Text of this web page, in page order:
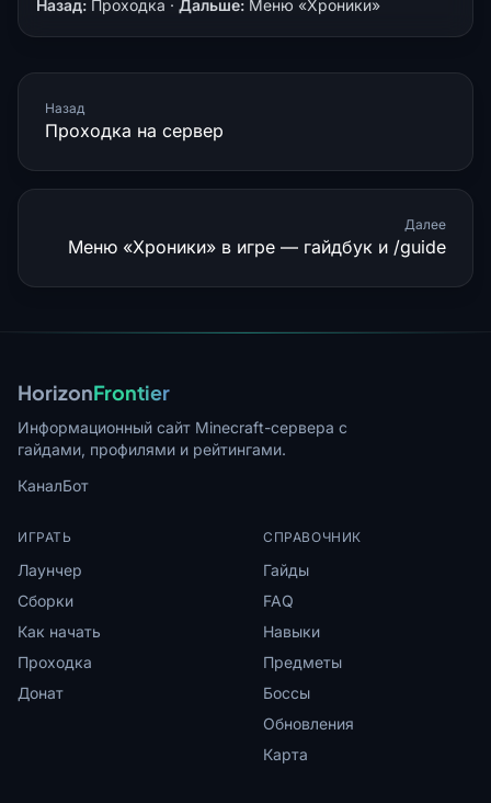
Назад: Проходка · Дальше: Меню «Хроники»
Назад
Проходка на сервер
Далее
Меню «Хроники» в игре — гайдбук и /guide
HorizonFrontier
Информационный сайт Minecraft-сервера с
гайдами, профилями и рейтингами.
КаналБот
ИГРАТЬ
Лаунчер
Сборки
Как начать
Проходка
Донат
СПРАВОЧНИК
Гайды
FAQ
Навыки
Предметы
Боссы
Обновления
Карта